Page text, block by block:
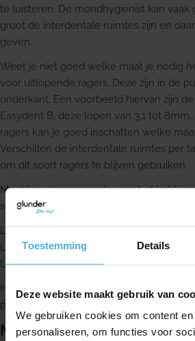
Toestemming Details
Deze website maakt gebruik van
We gebruiken cookies om content
personaliseren, om functies voor
te luisteren. De mondhygiënist kan vaak
groot de interdentale ruimtes zijn en
geven.
Weet je niet goed welke maat je nodig
voor uitlopende ragers. Deze zijn in de
onderkant. Een voorbeeld hiervan zijn
Easydent B, deze lopen van 3,1 tot
ragers kan je goed inschatten welke
Verschillen de interdentale ruimtes per
om dit soort ragers te blijven gebruiken.
Mochten deze ragers te groot of te klein
soorten Lactona ragers beschikbaar:
Lactona Ragers Easydent A | 2,5-5mm
Lactona Ragers Easydent B | 3,1-8mm
Lactona Ragers Easydent C | 6-11mm
Heb je de ideale maat gevonden? Top!
perfecte rager voor jou.
Merken Interdentale